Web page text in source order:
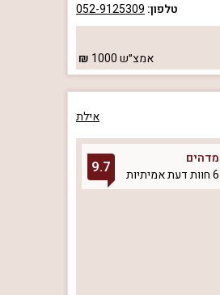
טלפון: 052-9125309
אמצ״ש1000
אילת
מדהים
6 חוות דעת אמיתיות
9.7